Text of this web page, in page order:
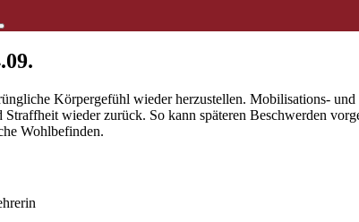
Körpergefühl wieder herzustellen. Mobilisations-
wieder zurück. So kann späteren Beschwerden
Wohlbefinden.